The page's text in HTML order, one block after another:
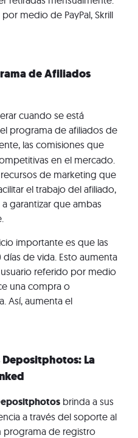
medio de PayPal, Skrill
de Afiliados
cuando se está
programa de afiliados de
las comisiones que
en el mercado.
de marketing que
el trabajo del afiliado,
garantizar que ambas
importante es que las
de vida. Esto aumenta
referido por medio
una compra o
Así, aumenta el
La
brinda a sus
a través del soporte al
programa de registro